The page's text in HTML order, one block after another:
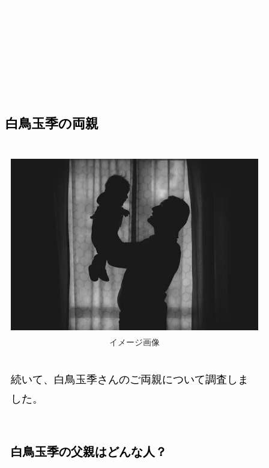
白鳥玉季の両親
イメージ画像
続いて、白鳥玉季さんのご両親について調査しま
した。
白鳥玉季の父親はどんな人？